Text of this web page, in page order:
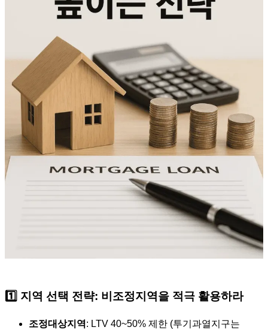
1️⃣ 지역 선택 전략: 비조정지역을 적극 활용하라
조정대상지역: LTV 40~50% 제한 (투기과열지구는